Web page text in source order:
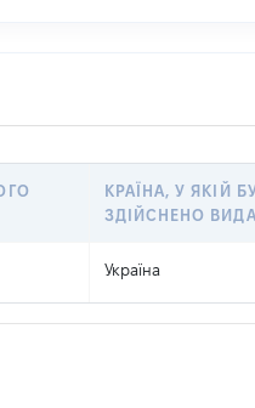
КРАЇНА, У ЯКІЙ
ЗДІЙСНЕНО
Україна